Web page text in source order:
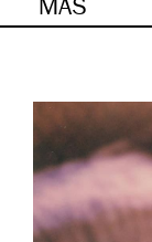
MÁS